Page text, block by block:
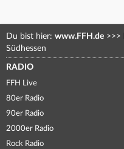
Du bist hier: www.FFH.de >>>
Südhessen
RADIO
FFH Live
80er Radio
90er Radio
2000er Radio
Rock Radio